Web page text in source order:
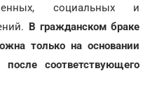
социальных и
В гражданском браке
только на основании
соответствующего